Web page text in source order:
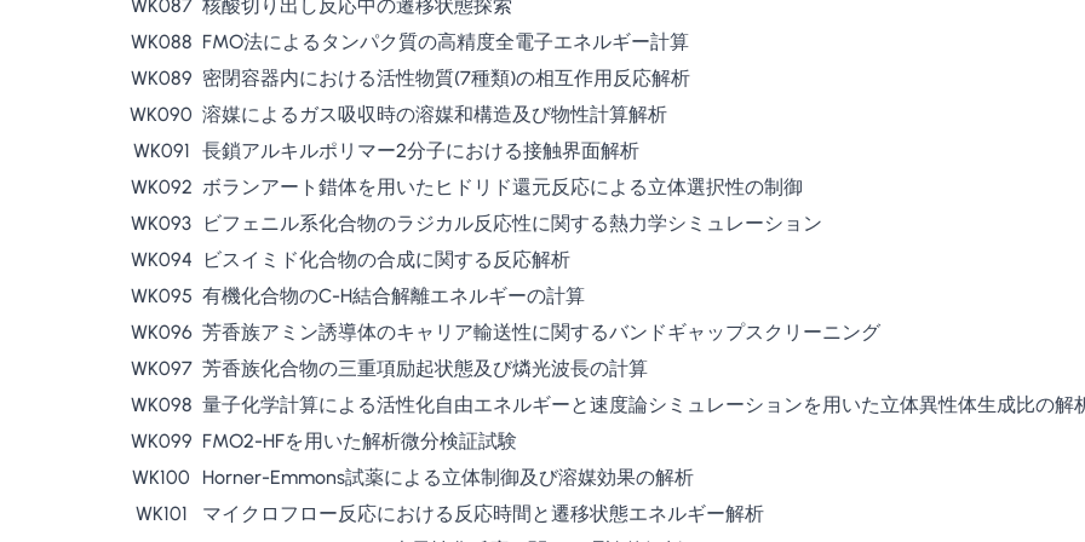
WK087 核酸切り出し反応中の遷移状態探索
WK088 FMO法によるタンパク質の高精度全電子エネルギー計算
WK089 密閉容器内における活性物質(7種類)の相互作用反応解析
WK090 溶媒によるガス吸収時の溶媒和構造及び物性計算解析
WK091 長鎖アルキルポリマー2分子における接触界面解析
WK092 ボランアート錯体を用いたヒドリド還元反応による立体選択性の制御
WK093
ビフェニル系化合物のラジカル反応性に関する熱力学シミュレーション
WK094
ビスイミド化合物の合成に関する反応解析
WK095 有機化合物のC-H結合解離エネルギーの計算
WK096 芳香族アミン誘導体のキャリア輸送性に関するバンドギャップスクリーニング
WK097 芳香族化合物の三重項励起状態及び燐光波長の計算
WK098 量子化学計算による活性化自由エネルギーと速度論シミュレーションを用いた立体異性体生成比の解
WK099 FMO2-HFを用いた解析微分検証試験
WK100
Horner-Emmons試薬による立体制御及び溶媒効果の解析
WK101
マイクロフロー反応における反応時間と遷移状態エネルギー解析